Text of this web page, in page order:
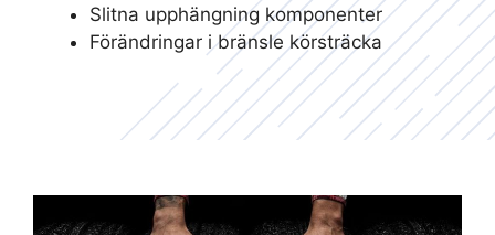
Slitna upphängning komponenter
Förändringar i bränsle körsträcka